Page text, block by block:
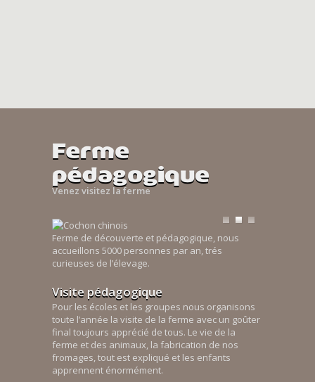
Ferme
pédagogique
Venez visitez la ferme
Ferme de découverte et pédagogique, nous
accueillons 5000 personnes par an, trés
curieuses de l’élevage.
Visite pédagogique
Pour les écoles et les groupes nous organisons
toute l’année la visite de la ferme avec un goûter
final toujours apprécié de tous. Le vie de la
ferme et des animaux, la fabrication de nos
fromages, tout est expliqué et les enfants
apprennent énormément.